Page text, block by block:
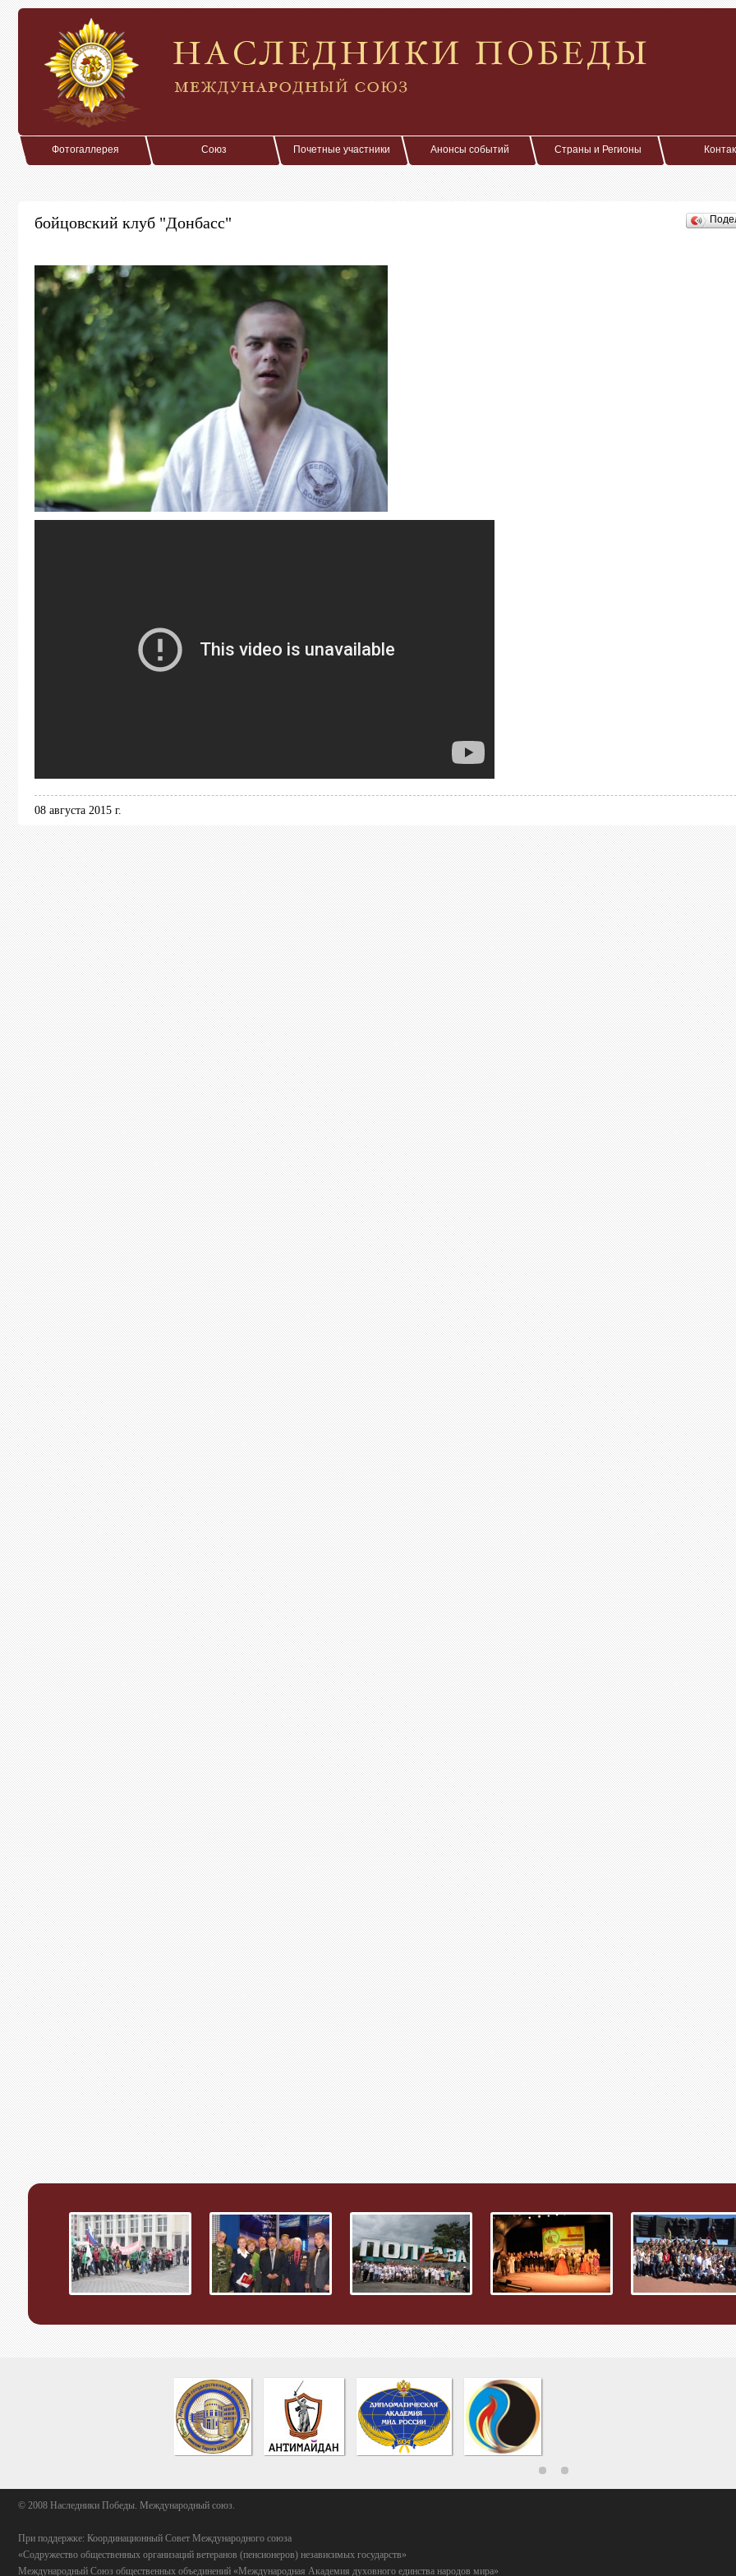
Фотогаллерея Союз Почетные участники Анонсы событий Страны и Регионы
бойцовский клуб "Донбасс"
08 августа 2015 г.
© 2008 Наследники Победы. Международный союз.
При поддержке: Координационный Совет Международного союза
«Содружество общественных организаций ветеранов (пенсионеров) независимых государств»
Международный Союз общественных объединений «Международная Академия духовного единства народов мира»